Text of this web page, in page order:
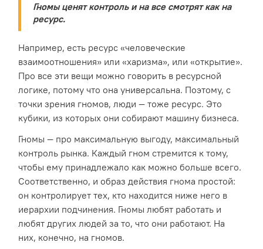
Гномы ценят контроль и на все смотрят как на
ресурс.
Например, есть ресурс «человеческие
взаимоотношения» или «харизма», или «открытие».
Про все эти вещи можно говорить в ресурсной
логике, потому что она универсальна. Поэтому, с
точки зрения гномов, люди — тоже ресурс. Это
кубики, из которых они собирают машину бизнеса.
Гномы — про максимальную выгоду, максимальный
контроль рынка. Каждый гном стремится к тому,
чтобы ему принадлежало как можно больше всего.
Соответственно, и образ действия гнома простой:
он контролирует тех, кто находится ниже него в
иерархии подчинения. Гномы любят работать и
любят других людей за то, что они работают. На
них, конечно, на гномов.